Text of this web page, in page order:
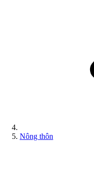
Nông thôn